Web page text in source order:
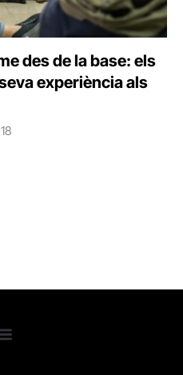
des de la base: els
experiència als